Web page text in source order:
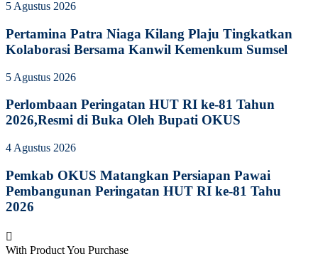
5 Agustus 2026
Pertamina Patra Niaga Kilang Plaju Tingkatkan
Kolaborasi Bersama Kanwil Kemenkum Sumsel
5 Agustus 2026
Perlombaan Peringatan HUT RI ke-81 Tahun
2026,Resmi di Buka Oleh Bupati OKUS
4 Agustus 2026
Pemkab OKUS Matangkan Persiapan Pawai
Pembangunan Peringatan HUT RI ke-81 Tahu
2026
With Product You Purchase